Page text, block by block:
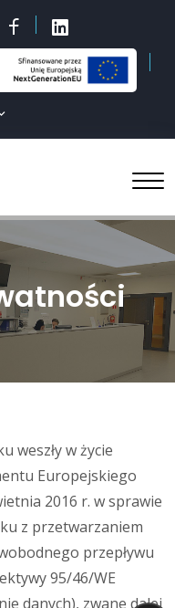
weszły w życie
Europejskiego
2016 r. w sprawie
z przetwarzaniem
przepływu
95/46/WE
danych), zwane dalej